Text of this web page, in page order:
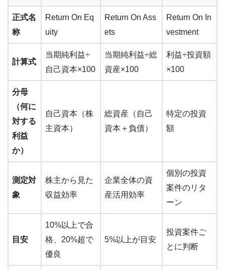
正式名
称
Return On Eq
uity
Return On Ass
ets
Return On In
vestment
計算式
当期純利益÷
自己資本×100
当期純利益÷総
資産×100
利益÷投資額
×100
分母
（何に
対する
利益
か）
自己資本（株
主資本）
総資産（自己
資本＋負債）
特定の投資
額
測定対
象
株主から見た
収益効率
企業全体の資
産活用効率
個別の投資
案件のリタ
ーン
目安
10%以上で合
格、20%超で
優良
5%以上が目安
投資案件ご
とに判断